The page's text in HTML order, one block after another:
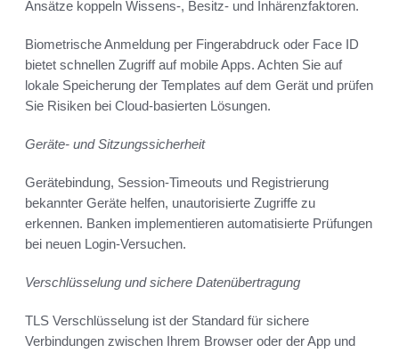
Ansätze koppeln Wissens-, Besitz- und Inhärenzfaktoren.
Biometrische Anmeldung per Fingerabdruck oder Face ID
bietet schnellen Zugriff auf mobile Apps. Achten Sie auf
lokale Speicherung der Templates auf dem Gerät und prüfen
Sie Risiken bei Cloud-basierten Lösungen.
Geräte- und Sitzungssicherheit
Gerätebindung, Session-Timeouts und Registrierung
bekannter Geräte helfen, unautorisierte Zugriffe zu
erkennen. Banken implementieren automatisierte Prüfungen
bei neuen Login-Versuchen.
Verschlüsselung und sichere Datenübertragung
TLS Verschlüsselung ist der Standard für sichere
Verbindungen zwischen Ihrem Browser oder der App und